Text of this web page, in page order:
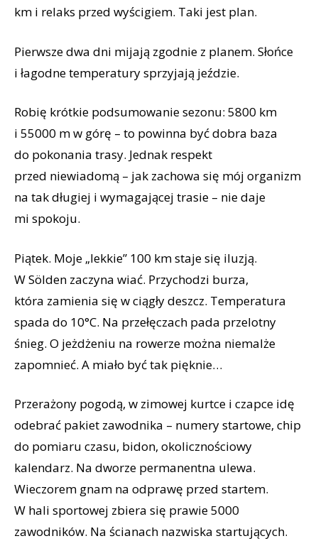
km i relaks przed wyścigiem. Taki jest plan.
Pierwsze dwa dni mijają zgodnie z planem. Słońce
i łagodne temperatury sprzyjają jeździe.
Robię krótkie podsumowanie sezonu: 5800 km
i 55000 m w górę – to powinna być dobra baza
do pokonania trasy. Jednak respekt
przed niewiadomą – jak zachowa się mój organizm
na tak długiej i wymagającej trasie – nie daje
mi spokoju.
Piątek. Moje „lekkie” 100 km staje się iluzją.
W Sölden zaczyna wiać. Przychodzi burza,
która zamienia się w ciągły deszcz. Temperatura
spada do 10°C. Na przełęczach pada przelotny
śnieg. O jeżdżeniu na rowerze można niemalże
zapomnieć. A miało być tak pięknie…
Przerażony pogodą, w zimowej kurtce i czapce idę
odebrać pakiet zawodnika – numery startowe, chip
do pomiaru czasu, bidon, okolicznościowy
kalendarz. Na dworze permanentna ulewa.
Wieczorem gnam na odprawę przed startem.
W hali sportowej zbiera się prawie 5000
zawodników. Na ścianach nazwiska startujących.